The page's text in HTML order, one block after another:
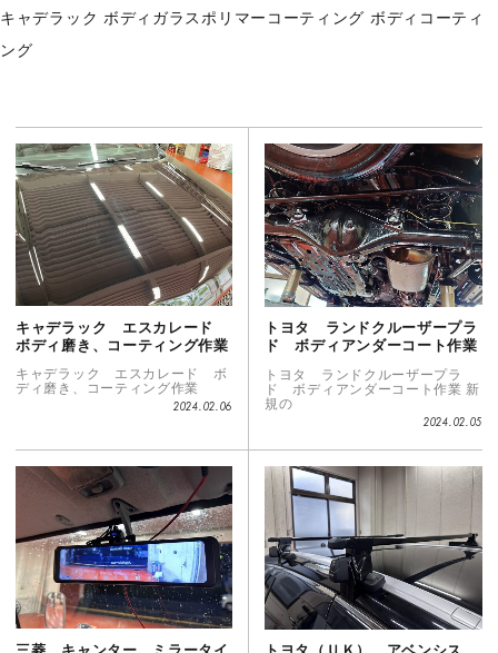
キャデラック ボディガラスポリマーコーティング ボディコーティ
ング
キャデラック エスカレード
ボディ磨き、コーティング作業
キャデラック エスカレード ボ
ディ磨き、コーティング作業
2024.02.06
トヨタ ランドクルーザープラ
ド ボディアンダーコート作業
トヨタ ランドクルーザープラ
ド ボディアンダーコート作業 新
規の
2024.02.05